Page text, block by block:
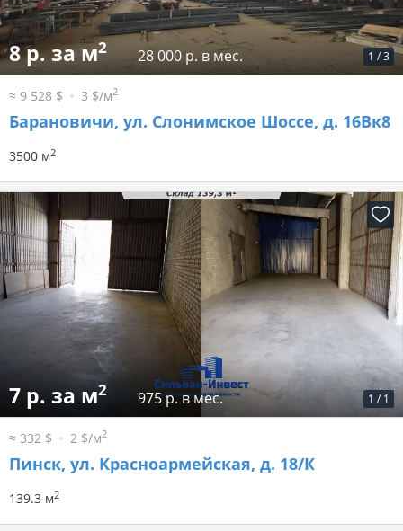
1 /3
8 р. за м2 28 000 р. в мес.
≈ 9 528 $ 3 $/м2
Барановичи, ул. Слонимское Шоссе, д. 16Вк8
3500 м2
1 / 1
7 р. за м2 975 р. в мес.
≈ 332 $ 2 $/м2
Пинск, ул. Красноармейская, д. 18/К
139.3 м2